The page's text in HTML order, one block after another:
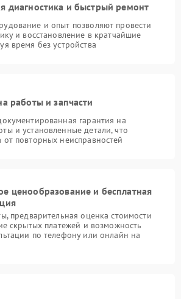
диагностика и быстрый ремонт
и опыт позволяют провести
и восстановление в кратчайшие
время без устройства
работы и запчасти
гарантия на
и установленные детали, что
повторных неисправностей
ценообразование и бесплатная
предварительная оценка стоимости
скрытых платежей и возможность
по телефону или онлайн на